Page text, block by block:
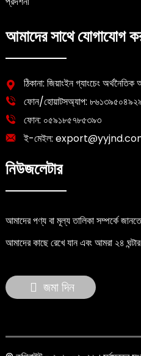
আমাদের সাথে যোগাযোগ
ঠিকানা: জিয়াংইন গ্যাংচেং
ফোন/হোয়াটসঅ্যাপ:
ফোন: ০৫৯১৮৫৭৮৫৩৯৩
ই-মেইল:
নিউজলেটার
আমাদের পণ্য বা মূল্য তালিকা সম্পর্কে
আমাদের কাছে রেখে যান এবং আমরা ২৪
জমা দিন